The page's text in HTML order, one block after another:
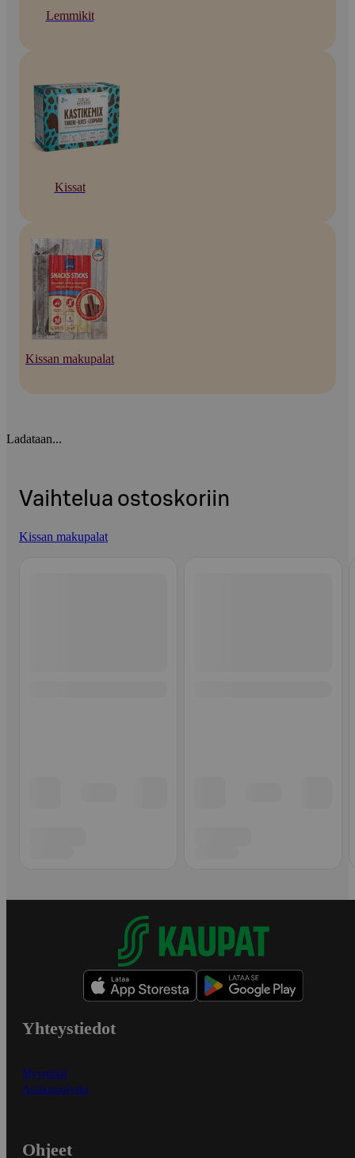
Lemmikit
Kissat
Kissan makupalat
Ladataan...
Vaihtelua ostoskoriin
Kissan makupalat
Yhteystiedot
Myymälät
Asiakaspalvelu
Ohjeet